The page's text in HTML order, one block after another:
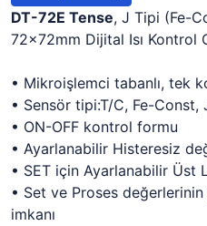
DT-72E Tense, J Tipi (Fe-
72x72mm Dijital Isı Kontrol
• Mikroişlemci tabanlı, tek
• Sensör tipi:T/C, Fe-Const,
• ON-OFF kontrol formu
• Ayarlanabilir Histeresiz
• SET için Ayarlanabilir Üst
• Set ve Proses
imkanı